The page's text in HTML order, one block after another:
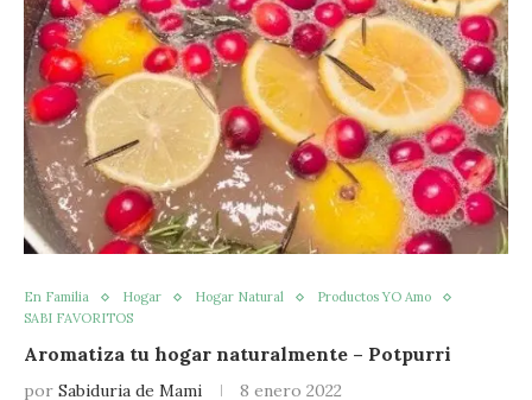
En Familia Hogar Hogar Natural
Productos YO Amo
SABI FAVORITOS
Aromatiza tu hogar naturalmente – Potpurri
por Sabiduria de Mami 8 enero 2022